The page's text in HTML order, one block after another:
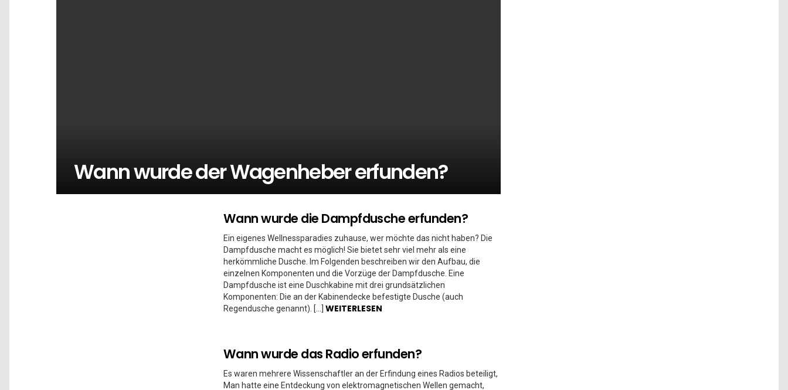
Wann wurde der Wagenheber erfunden?
Wann wurde die Dampfdusche erfunden?
Ein eigenes Wellnessparadies zuhause, wer möchte das nicht haben? Die
Dampfdusche macht es möglich! Sie bietet sehr viel mehr als eine
herkömmliche Dusche. Im Folgenden beschreiben wir den Aufbau, die
einzelnen Komponenten und die Vorzüge der Dampfdusche. Eine
Dampfdusche ist eine Duschkabine mit drei grundsätzlichen
Komponenten: Die an der Kabinendecke befestigte Dusche (auch
Regendusche genannt). […] WEITERLESEN
Wann wurde das Radio erfunden?
Es waren mehrere Wissenschaftler an der Erfindung eines Radios beteiligt,
Man hatte eine Entdeckung von elektromagnetischen Wellen gemacht,